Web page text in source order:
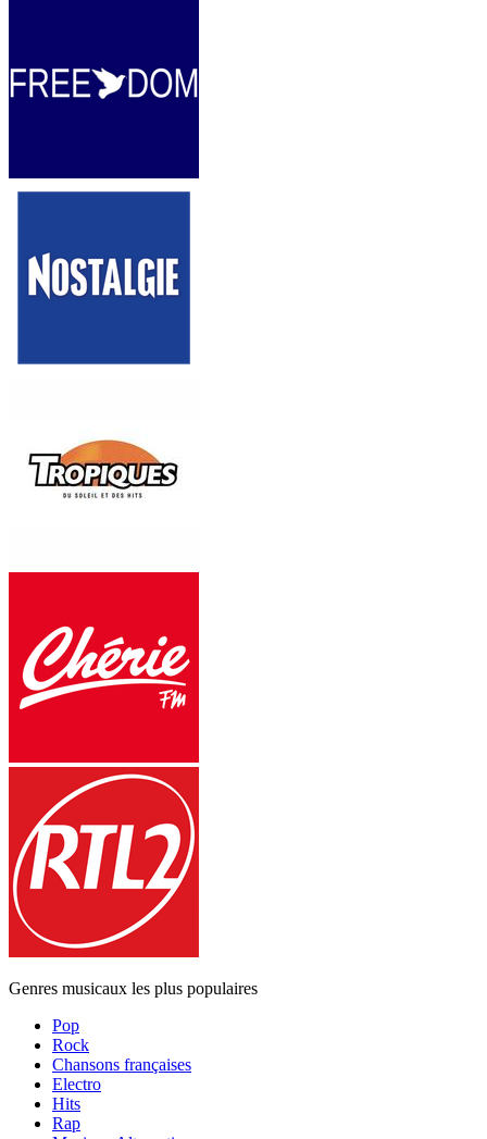
Genres musicaux les plus populaires
Pop
Rock
Chansons françaises
Electro
Hits
Rap